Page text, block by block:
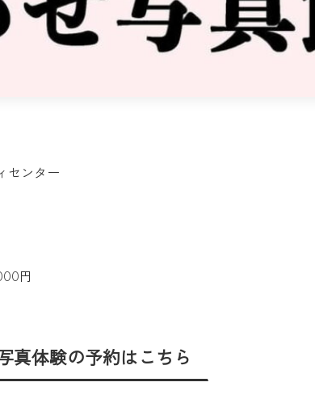
センター
円
真体験の予約はこちら